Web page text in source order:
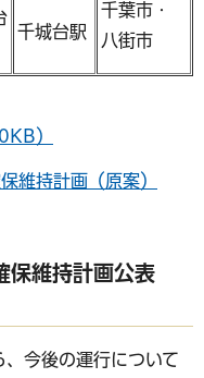
千城台駅
千葉市・
八街市
）
維持計画（原案）
保維持計画公表
今後の運行について